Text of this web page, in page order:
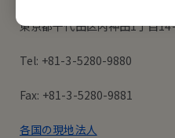
東京都千代田区内神田1丁目
Tel: +81-3-5280-9880
Fax: +81-3-5280-9881
各国の現地法人